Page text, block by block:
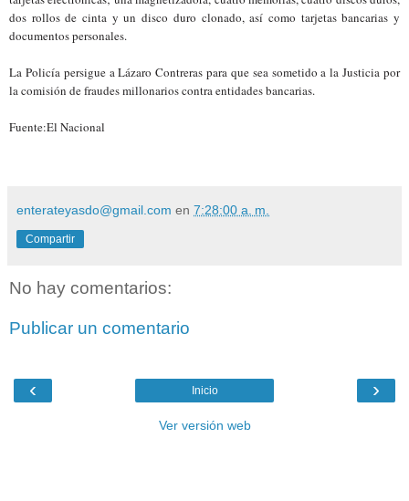
dos rollos de cinta y un disco duro clonado, así como tarjetas bancarias y
documentos personales.
La Policía persigue a Lázaro Contreras para que sea sometido a la Justicia por
la comisión de fraudes millonarios contra entidades bancarias.
Fuente:El Nacional
enterateyasdo@gmail.com en 7:28:00 a. m.
Compartir
No hay comentarios:
Publicar un comentario
‹ ›
Inicio
Ver versión web